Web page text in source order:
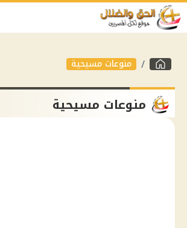
منوعات مسيحية
منوعات مسيحية